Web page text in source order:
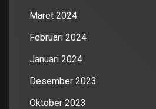
Maret 2024
Februari 2024
Januari 2024
Desember 2023
Oktober 2023